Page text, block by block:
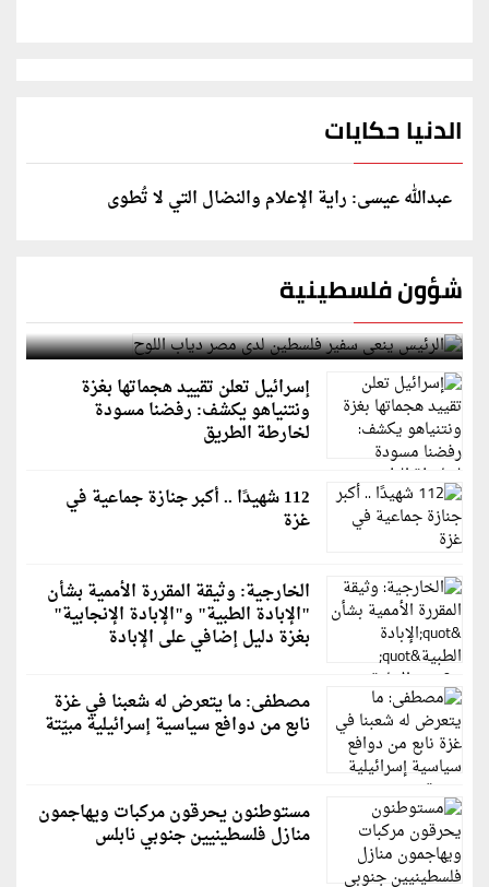
الدنيا حكايات
عبدالله عيسى: راية الإعلام والنضال التي لا تُطوى
شؤون فلسطينية
الرئيس ينعى سفير فلسطين لدى مصر دياب اللوح
إسرائيل تعلن تقييد هجماتها بغزة
ونتنياهو يكشف: رفضنا مسودة
لخارطة الطريق
112 شهيدًا .. أكبر جنازة جماعية في
غزة
الخارجية: وثيقة المقررة الأممية بشأن
"الإبادة الطبية" و"الإبادة الإنجابية"
بغزة دليل إضافي على الإبادة
مصطفى: ما يتعرض له شعبنا في غزة
نابع من دوافع سياسية إسرائيلية مبيّتة
مستوطنون يحرقون مركبات ويهاجمون
منازل فلسطينيين جنوبي نابلس